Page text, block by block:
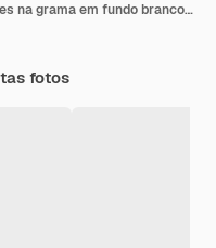
Ovos de Páscoa coloridos e flores na grama em fundo branco ilustração para o conceito de celebração de férias
fotos